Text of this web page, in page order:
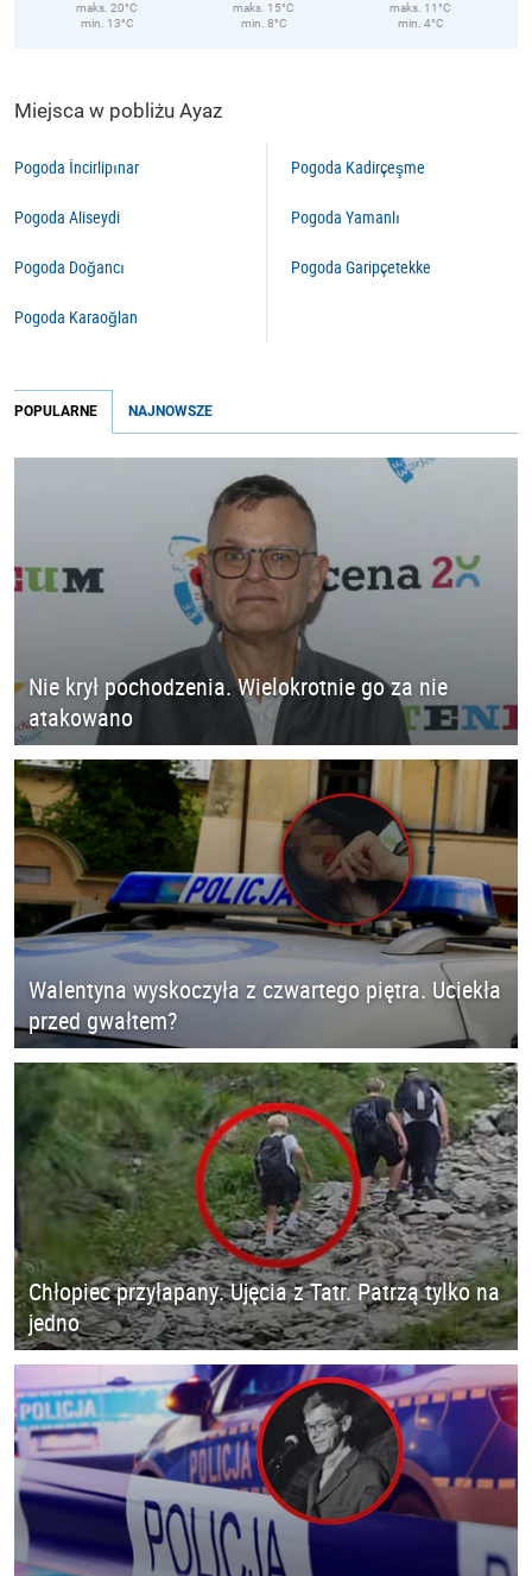
maks. 20°C
min. 13°C
maks. 15°C
min. 8°C
maks. 11°C
min. 4°C
Miejsca w pobliżu Ayaz
Pogoda İncirlipınar
Pogoda Aliseydi
Pogoda Doğancı
Pogoda Karaoğlan
Pogoda Kadirçeşme
Pogoda Yamanlı
Pogoda Garipçetekke
POPULARNE NAJNOWSZE
Nie krył pochodzenia. Wielokrotnie go za nie
atakowano
Walentyna wyskoczyła z czwartego piętra. Uciekła
przed gwałtem?
Chłopiec przyłapany. Ujęcia z Tatr. Patrzą tylko na
jedno